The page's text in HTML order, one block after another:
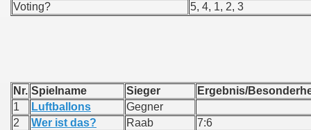
Voting?
5, 4, 1, 2, 3
Nr. Spielname Sieger
Ergebnis/
1
Luftballons
Gegner
2
Wer ist das? Raab
7:6